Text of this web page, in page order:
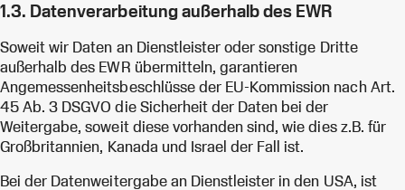
1.3. Datenverarbeitung außerhalb des EWR
Soweit wir Daten an Dienstleister oder sonstige Dritte
außerhalb des EWR übermitteln, garantieren
Angemessenheitsbeschlüsse der EU-Kommission nach Art.
45 Ab. 3 DSGVO die Sicherheit der Daten bei der
Weitergabe, soweit diese vorhanden sind, wie dies z.B. für
Großbritannien, Kanada und Israel der Fall ist.
Bei der Datenweitergabe an Dienstleister in den USA, ist